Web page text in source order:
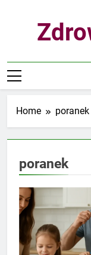
Home poranek
poranek